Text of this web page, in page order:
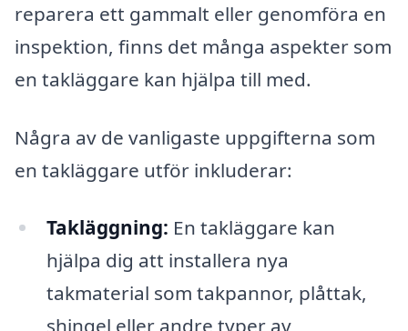
reparera ett gammalt eller genomföra en
inspektion, finns det många aspekter som
en takläggare kan hjälpa till med.
Några av de vanligaste uppgifterna som
en takläggare utför inkluderar:
Takläggning: En takläggare kan
hjälpa dig att installera nya
takmaterial som takpannor, plåttak,